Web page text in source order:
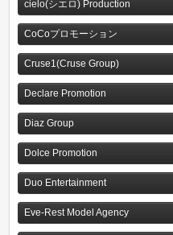
cielo(シエロ) Production
CoCoプロモーション
Cruse1(Cruse Group)
Declare Promotion
Diaz Group
Dolce Promotion
Duo Entertainment
Eve-Rest Model Agency